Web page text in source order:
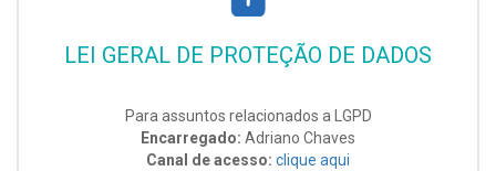
LEI GERAL DE PROTEÇÃO DE DADOS
Para assuntos relacionados a LGPD
Encarregado: Adriano Chaves
Canal de acesso: clique aqui